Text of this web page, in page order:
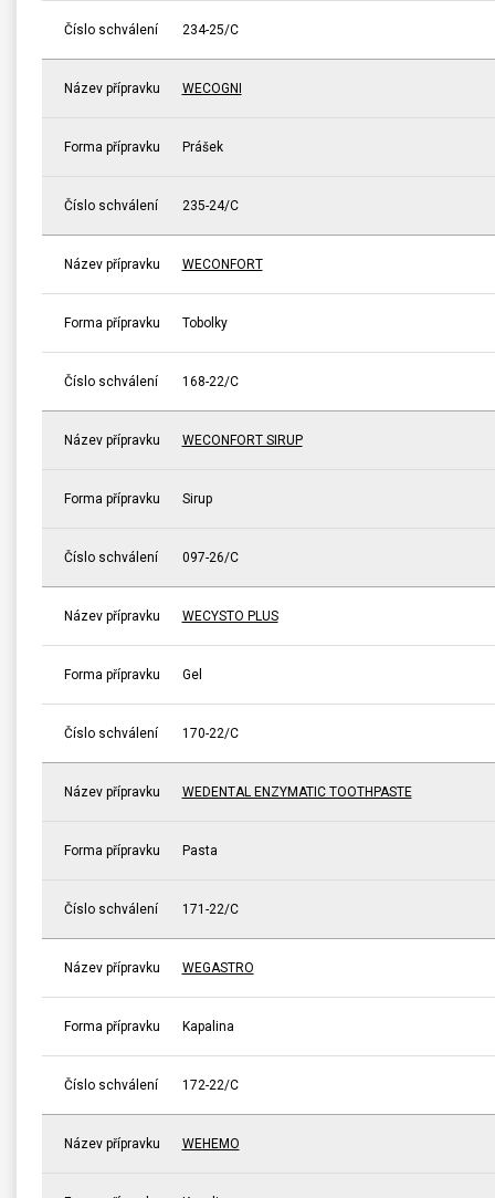
Číslo schválení 234-25/C
Název přípravku WECOGNI
Forma přípravku Prášek
Číslo schválení 235-24/C
Název přípravku WECONFORT
Forma přípravku Tobolky
Číslo schválení 168-22/C
Název přípravku WECONFORT SIRUP
Forma přípravku Sirup
Číslo schválení 097-26/C
Název přípravku WECYSTO PLUS
Forma přípravku Gel
Číslo schválení 170-22/C
Název přípravku WEDENTAL ENZYMATIC TOOTHPASTE
Forma přípravku Pasta
Číslo schválení 171-22/C
Název přípravku WEGASTRO
Forma přípravku Kapalina
Číslo schválení 172-22/C
Název přípravku WEHEMO